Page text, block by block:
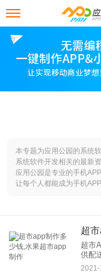
本专题为应用公园的系统
系统软件开发相关的最新资
应用公园是专业的手机
让每个人都能成为手机
超
超市
供配
出现
便利